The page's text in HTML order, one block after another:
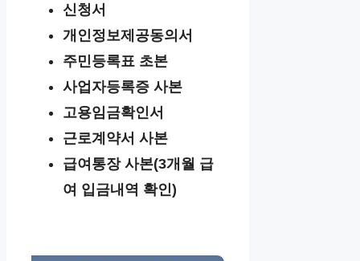
신청서
개인정보제공동의서
주민등록표 초본
사업자등록증 사본
고용임금확인서
근로계약서 사본
급여통장 사본(3개월 급
여 입금내역 확인)